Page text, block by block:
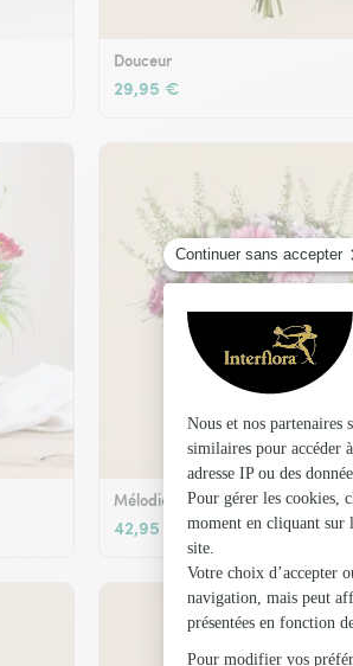
Douceur
29,95 €
Mélodie et son vase offert
42,95 €